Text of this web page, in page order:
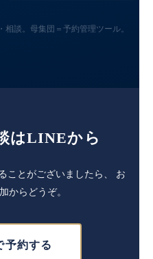
談。母集団＝予約管理ツール。
はLINEから
ことがございましたら、
お
からどうぞ。
約する